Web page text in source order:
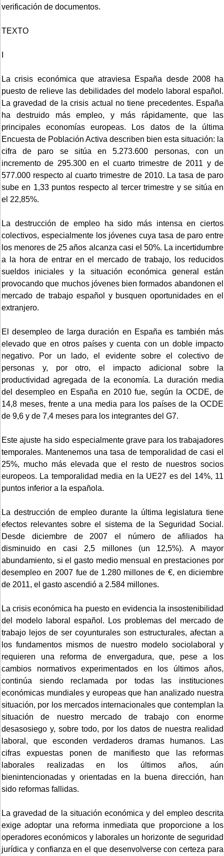
verificación de documentos.
TEXTO
La crisis económica que atraviesa España desde 2008 ha
puesto de relieve las debilidades del modelo laboral español.
La gravedad de la crisis actual no tiene precedentes. España
ha destruido más empleo, y más rápidamente, que las
principales economías europeas. Los datos de la última
Encuesta de Población Activa describen bien esta situación: la
cifra de paro se sitúa en 5.273.600 personas, con un
incremento de 295.300 en el cuarto trimestre de 2011 y de
577.000 respecto al cuarto trimestre de 2010. La tasa de paro
sube en 1,33 puntos respecto al tercer trimestre y se sitúa en
el 22,85%.
La destrucción de empleo ha sido más intensa en ciertos
colectivos, especialmente los jóvenes cuya tasa de paro entre
los menores de 25 años alcanza casi el 50%. La incertidumbre
a la hora de entrar en el mercado de trabajo, los reducidos
sueldos iniciales y la situación económica general están
provocando que muchos jóvenes bien formados abandonen el
mercado de trabajo español y busquen oportunidades en el
extranjero.
El desempleo de larga duración en España es también más
elevado que en otros países y cuenta con un doble impacto
negativo. Por un lado, el evidente sobre el colectivo de
personas y, por otro, el impacto adicional sobre la
productividad agregada de la economía. La duración media
del desempleo en España en 2010 fue, según la OCDE, de
14,8 meses, frente a una media para los países de la OCDE
de 9,6 y de 7,4 meses para los integrantes del G7.
Este ajuste ha sido especialmente grave para los trabajadores
temporales. Mantenemos una tasa de temporalidad de casi el
25%, mucho más elevada que el resto de nuestros socios
europeos. La temporalidad media en la UE27 es del 14%, 11
puntos inferior a la española.
La destrucción de empleo durante la última legislatura tiene
efectos relevantes sobre el sistema de la Seguridad Social.
Desde diciembre de 2007 el número de afiliados ha
disminuido en casi 2,5 millones (un 12,5%). A mayor
abundamiento, si el gasto medio mensual en prestaciones por
desempleo en 2007 fue de 1.280 millones de €, en diciembre
de 2011, el gasto ascendió a 2.584 millones.
La crisis económica ha puesto en evidencia la insostenibilidad
del modelo laboral español. Los problemas del mercado de
trabajo lejos de ser coyunturales son estructurales, afectan a
los fundamentos mismos de nuestro modelo sociolaboral y
requieren una reforma de envergadura, que, pese a los
cambios normativos experimentados en los últimos años,
continúa siendo reclamada por todas las instituciones
económicas mundiales y europeas que han analizado nuestra
situación, por los mercados internacionales que contemplan la
situación de nuestro mercado de trabajo con enorme
desasosiego y, sobre todo, por los datos de nuestra realidad
laboral, que esconden verdaderos dramas humanos. Las
cifras expuestas ponen de manifiesto que las reformas
laborales realizadas en los últimos años, aún
bienintencionadas y orientadas en la buena dirección, han
sido reformas fallidas.
La gravedad de la situación económica y del empleo descrita
exige adoptar una reforma inmediata que proporcione a los
operadores económicos y laborales un horizonte de seguridad
jurídica y confianza en el que desenvolverse con certeza para